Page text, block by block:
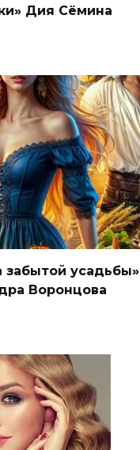
Дия Сёмина
забытой усадьбы»
Воронцова